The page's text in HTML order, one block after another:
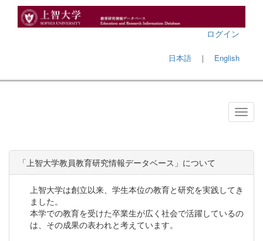
ログイン
日本語 ｜ English
「上智大学教員教育研究情報データベース」について
上智大学は創立以来、学生本位の教育と研究を実践してき
ました。
本学での教育を受けた卒業生が広く社会で活躍しているの
は、その成果の表われと考えています。